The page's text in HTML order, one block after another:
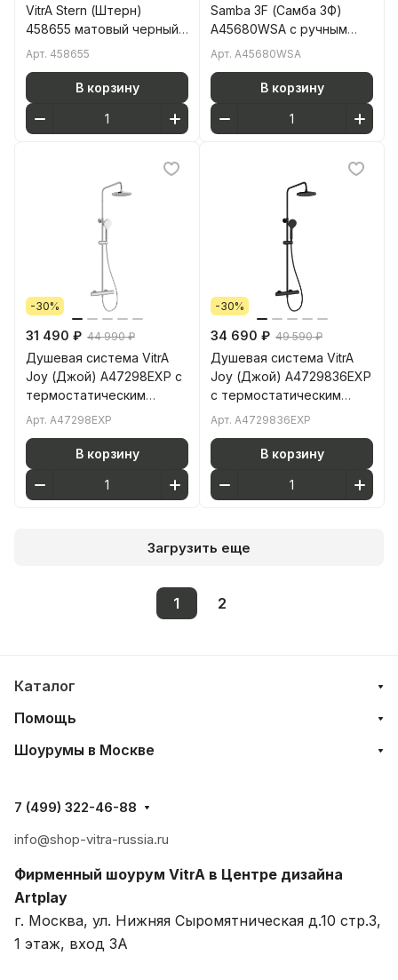
VitrA Stern (Штерн)
458655 матовый черный
латунь
Арт. 458655
В корзину
Samba 3F (Самба 3Ф)
A45680WSA с ручным
душем без смесителя с
Арт. A45680WSA
В корзину
-30%
31 490 ₽ 44 990 ₽
Душевая система VitrA
Joy (Джой) A47298EXP с
термостатическим
смесителем и ручным
Арт. A47298EXP
В корзину
-30%
34 690 ₽ 49 590 ₽
Душевая система VitrA
Joy (Джой) A4729836EXP
с термостатическим
смесителем и ручным
Арт. A4729836EXP
В корзину
Загрузить еще
1 2
Каталог
Помощь
Шоурумы в Москве
7 (499) 322-46-88
info@shop-vitra-russia.ru
Фирменный шоурум VitrA в Центре дизайна
Artplay
г. Москва, ул. Нижняя Сыромятническая д.10 стр.3,
1 этаж, вход 3A